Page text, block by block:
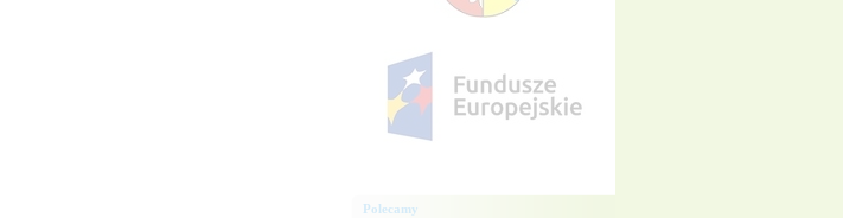
Polecamy